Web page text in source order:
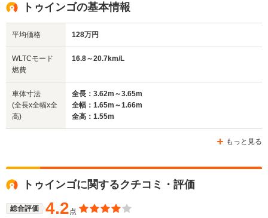
サイズ
(全長x全幅x全高)
WLTCモード
燃費
1.69m
全長
ホイールベース
-m
-
1.62m
1.72m
トゥインゴの基本情報
平均価格 128万円
WLTCモード
燃費
16.8～20.7km/L
車体寸法
(全長x全幅x全
高)
全長：3.62m～3.65m
全幅：1.65m～1.66m
全高：1.55m
もっと見る
トゥインゴに関するクチコミ・評価
総合評価 4.2 点